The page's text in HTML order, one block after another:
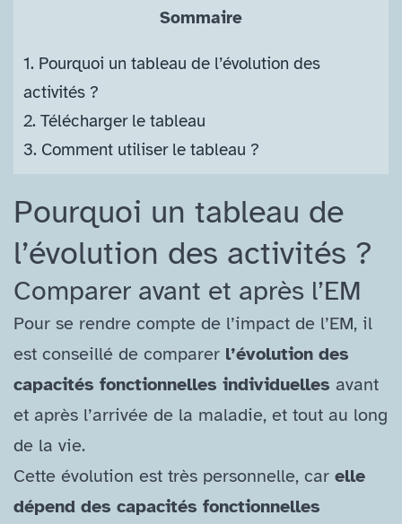
Sommaire
1. Pourquoi un tableau de l’évolution des
activités ?
2. Télécharger le tableau
3. Comment utiliser le tableau ?
Pourquoi un tableau de
l’évolution des activités ?
Comparer avant et après l’EM
Pour se rendre compte de l’impact de l’EM, il
est conseillé de comparer l’évolution des
capacités fonctionnelles individuelles avant
et après l’arrivée de la maladie, et tout au long
de la vie.
Cette évolution est très personnelle, car elle
dépend des capacités fonctionnelles